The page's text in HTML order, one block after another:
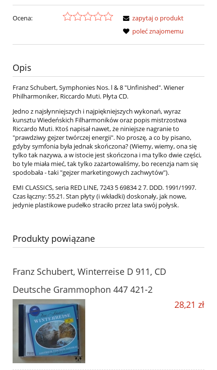
Ocena:
zapytaj o produkt
poleć znajomemu
Opis
Franz Schubert, Symphonies Nos. l & 8 "Unfinished". Wiener
Philharmoniker, Riccardo Muti. Płyta CD.
Jedno z najsłynniejszych i najpiękniejszych wykonań, wyraz
kunsztu Wiedeńskich Filharmoników oraz popis mistrzostwa
Riccardo Muti. Ktoś napisał nawet, że niniejsze nagranie to
"prawdziwy gejzer twórczej energii". No proszę, a co by pisano,
gdyby symfonia była jednak skończona? (Wiemy, wiemy, ona się
tylko tak nazywa, a w istocie jest skończona i ma tylko dwie części,
bo tyle miała mieć, tak tylko zażartowaliśmy, bo recenzja nam się
spodobała - taki "gejzer marketingowych zachwytów").
EMI CLASSICS, seria RED LINE, 7243 5 69834 2 7. DDD. 1991/1997.
Czas łączny: 55.21. Stan płyty (i wkładki) doskonały, jak nowe,
jedynie plastikowe pudełko straciło przez lata swój połysk.
Produkty powiązane
Franz Schubert, Winterreise D 911, CD
Deutsche Grammophon 447 421-2
28,21 zł